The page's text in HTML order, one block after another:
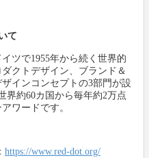
て
ツで1955年から続く世界的
クトデザイン、ブランド＆
インコンセプトの3部門が設
界約60カ国から毎年約2万点
ワードです。
https://www.red-dot.org/